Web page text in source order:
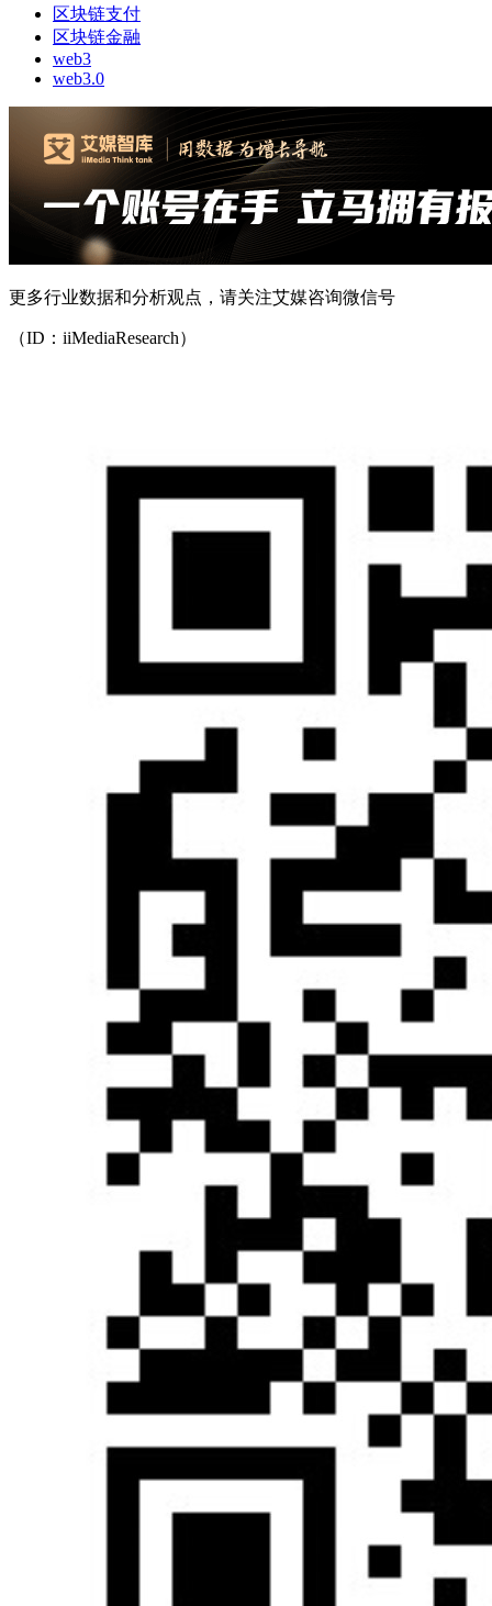
区块链支付
区块链金融
web3
web3.0
更多行业数据和分析观点，请关注艾媒咨询微信号
（ID：iiMediaResearch）